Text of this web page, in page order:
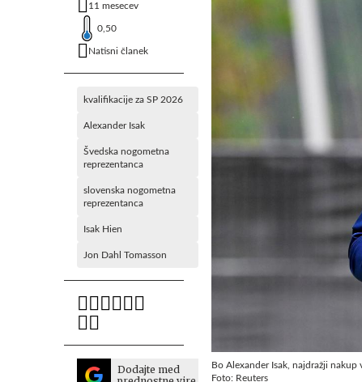
11 mesecev
0,50
Natisni članek
kvalifikacije za SP 2026
Alexander Isak
Švedska nogometna
reprezentanca
slovenska nogometna
reprezentanca
Isak Hien
Jon Dahl Tomasson
Dodajte med
Bo Alexander Isak, najdražji
Foto: Reuters